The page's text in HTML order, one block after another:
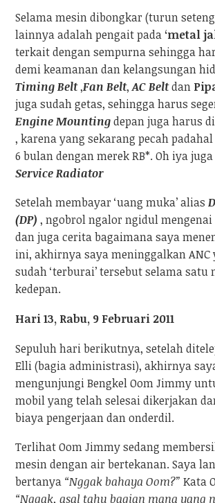
Selama mesin dibongkar (turun
lainnya adalah pengait pada ‘metal
terkait dengan sempurna sehingga
demi keamanan dan kelangsungan
Timing Belt,Fan Belt,AC Beltdan
juga sudah getas, sehingga harus
Engine Mountingdepan juga harus
, karena yang sekarang pecah
6 bulan dengan merek RB*. Oh iya
Service Radiator
Setelah membayar ‘uang muka’ alias
(DP) , ngobrol ngalor ngidul
dan juga cerita bagaimana saya
ini, akhirnya saya meninggalkan ANC
sudah ‘terburai’ tersebut selama satu
kedepan.
Hari 13, Rabu, 9 Februari 2011
Sepuluh hari berikutnya, setelah
Elli (bagia administrasi), akhirnya
mengunjungi Bengkel Oom Jimmy
mobil yang telah selesai dikerjakan
biaya pengerjaan dan onderdil.
Terlihat Oom Jimmy sedang
mesin dengan air bertekanan. Saya
bertanya “Nggak bahaya Oom?” Kata
“Nggak, asal tahu bagian mana yang